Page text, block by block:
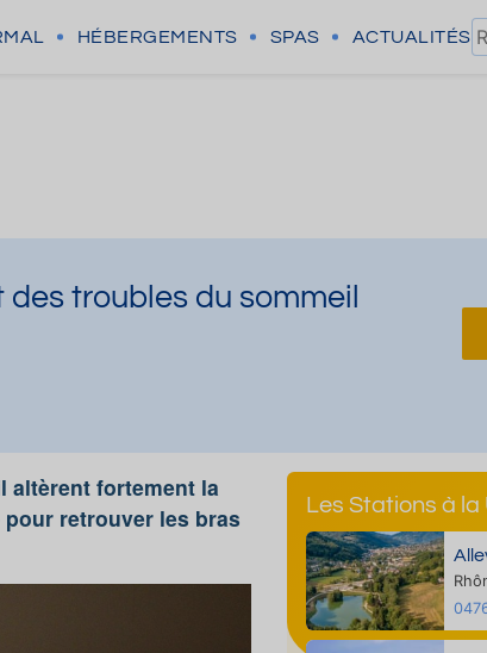
HÉBERGEMENTS SPAS ACTUALITÉS
troubles du sommeil
altèrent fortement la
retrouver les bras
Les Stations à la